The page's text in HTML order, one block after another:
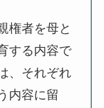
権者を母と
する内容で
、それぞれ
内容に留